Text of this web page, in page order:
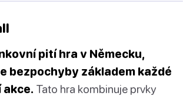
pití hra v Německu,
bezpochyby základem každé
Tato hra kombinuje prvky